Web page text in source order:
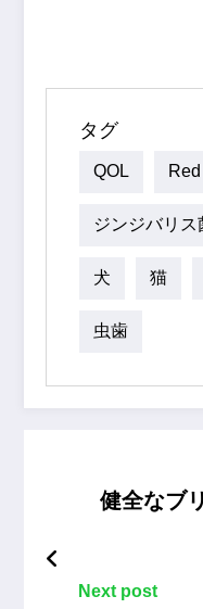
タグ
QOL
ジンジバリス
犬 猫
虫歯
健全なブ
Next post